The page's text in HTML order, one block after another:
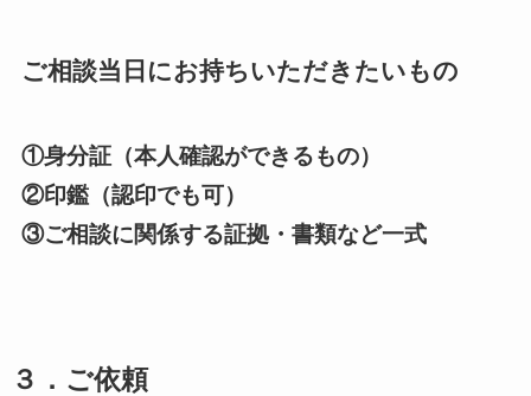
ご相談当日にお持ちいただきたいもの
①身分証（本人確認ができるもの）
②印鑑（認印でも可）
③ご相談に関係する証拠・書類など一式
３．ご依頼